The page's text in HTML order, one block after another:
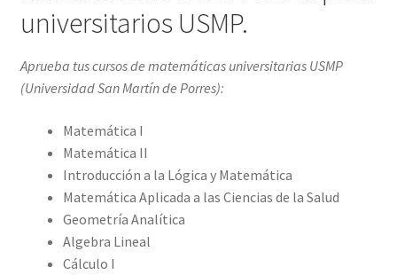
universitarios USMP.
Aprueba tus cursos de matemáticas universitarias USMP
(Universidad San Martín de Porres):
Matemática I
Matemática II
Introducción a la Lógica y Matemática
Matemática Aplicada a las Ciencias de la Salud
Geometría Analítica
Algebra Lineal
Cálculo I